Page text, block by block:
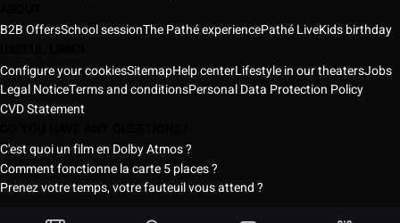
B2B OffersSchool sessionThe Pathé experiencePathé LiveKids birthday
Configure your cookiesSitemapHelp centerLifestyle in our theatersJobs
Legal NoticeTerms and conditionsPersonal Data Protection Policy
CVD Statement
C'est quoi un film en Dolby Atmos ?
Comment fonctionne la carte 5 places ?
Prenez votre temps, votre fauteuil vous attend ?